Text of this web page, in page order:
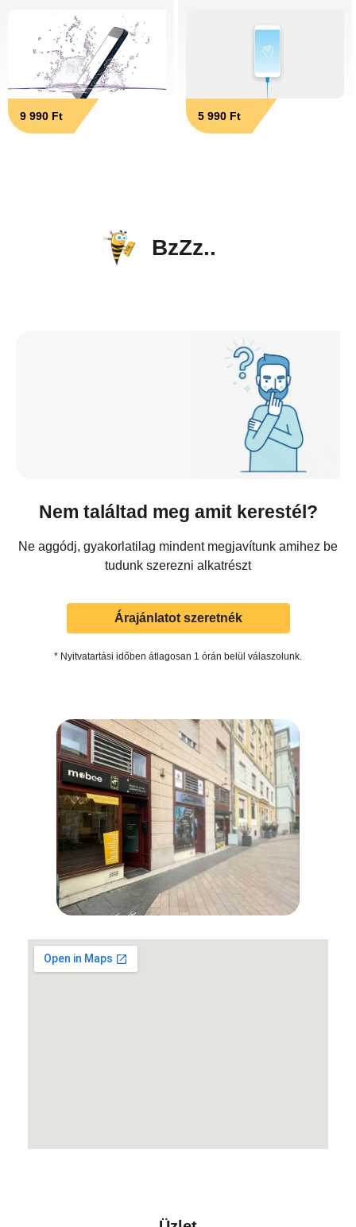
9 990 Ft 5 990 Ft
BzZz..
Nem találtad meg amit kerestél?
Ne aggódj, gyakorlatilag mindent megjavítunk amihez be
tudunk szerezni alkatrészt
Árajánlatot szeretnék
* Nyitvatartási időben átlagosan 1 órán belül válaszolunk.